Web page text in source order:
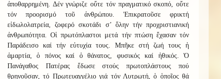
ἀποθαρρημένη. Δέν γνώριζε οὔτε τόν πραγματικό σκοπό, οὔτε
τόν προορισμό τοῦ ἀνθρώπου. Ἐπικρατοῦσε φρικτή
εἰδωλολατρεία, ζοφερό σκοτάδι σ’ ὅλην τήν προχριστιανική
ἀνθρωπότητα. Οἱ πρωτόπλαστοι μετά τήν πτώση ἔχασαν τόν
Παράδεισο καί τήν εὐτυχία τους. Μπῆκε στή ζωή τους ἡ
ἁμαρτία, ὁ πόνος καί ὁ θάνατος, φυσικός καί ἠθικός. Ὁ
Πανάγαθος Πατέρας ἔδωσε στούς πρωτοπλάστους πού
θρηνοῦσαν, τό Πρωτευαγγέλιο γιά τόν Λυτρωτή, ὁ ὁποῖος θά